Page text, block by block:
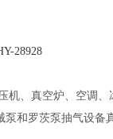
28928
机、真空炉、空调
和罗茨泵抽气设备